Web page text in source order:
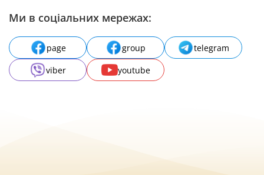
Ми в соціальних мережах:
page group
telegram
viber
youtube